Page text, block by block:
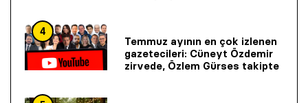
4
Temmuz ayının en çok izlenen
gazetecileri: Cüneyt Özdemir
zirvede, Özlem Gürses takipte